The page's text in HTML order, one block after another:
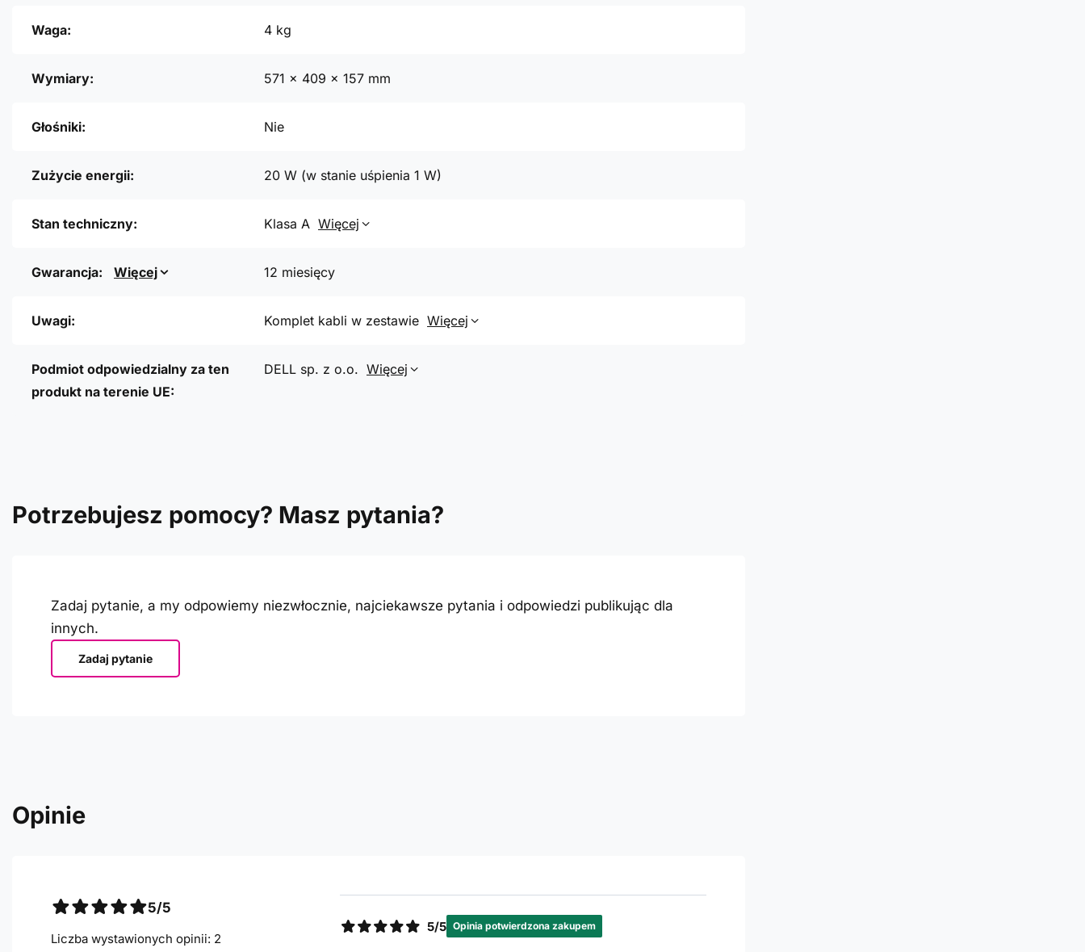
Waga: 4 kg
Wymiary: 571 x 409 x 157 mm
Głośniki: Nie
Zużycie energii: 20 W (w stanie uśpienia 1 W)
Stan techniczny: Klasa A Więcej
Gwarancja: Więcej 12 miesięcy
Uwagi: Komplet kabli w zestawie Więcej
Podmiot odpowiedzialny za ten
produkt na terenie UE:
DELL sp. z o.o. Więcej
Potrzebujesz pomocy? Masz pytania?
Zadaj pytanie, a my odpowiemy niezwłocznie, najciekawsze pytania i odpowiedzi publikując dla
innych.
Zadaj pytanie
Opinie
5/5
Liczba wystawionych opinii: 2
5/5 Opinia potwierdzona zakupem